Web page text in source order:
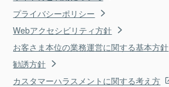
プライバシーポリシー
Webアクセシビリティ方針
お客さま本位の業務運営に関する基本方針
勧誘方針
カスタマーハラスメントに関する考え方